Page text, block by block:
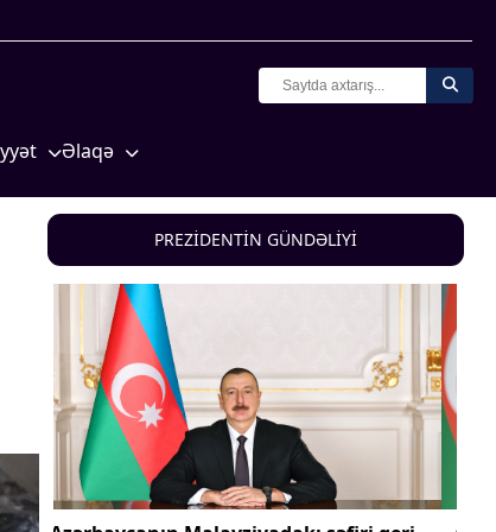
və hüquq
və İdman
və QHT
Əlaqə
PREZİDENTİN GÜNDƏLİYİ